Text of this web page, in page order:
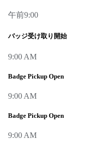
午前9:00
バッジ受け取り開始
9:00 AM
Badge Pickup Open
9:00 AM
Badge Pickup Open
9:00 AM